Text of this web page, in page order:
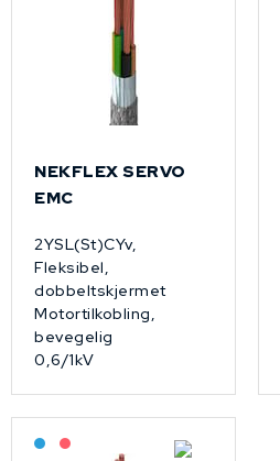
NEKFLEX SERVO
EMC
2YSL(St)CYv,
Fleksibel,
dobbeltskjermet
Motortilkobling,
bevegelig
0,6/1kV
Bestilling: 2-3 uker
På forespørsel